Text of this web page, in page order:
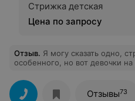
Стрижка детская
Цена по запросу
Отзыв. Я могу сказать одно,
особенного, но вот девочки
себе, возвращаться туда не
мастеру, но не в салон в
Отзывы73